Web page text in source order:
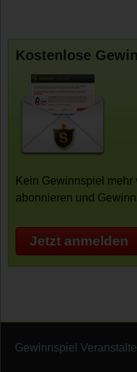
Kostenlose
Kein Gewinnspiel
abonnieren und
Jetzt anmelden
Gewinnspiel